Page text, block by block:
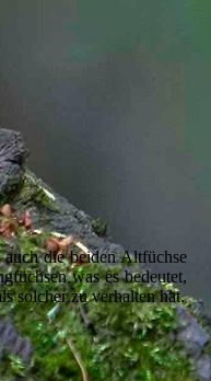
die beiden Altfüchse
was es bedeutet,
solcher zu verhalten hat.